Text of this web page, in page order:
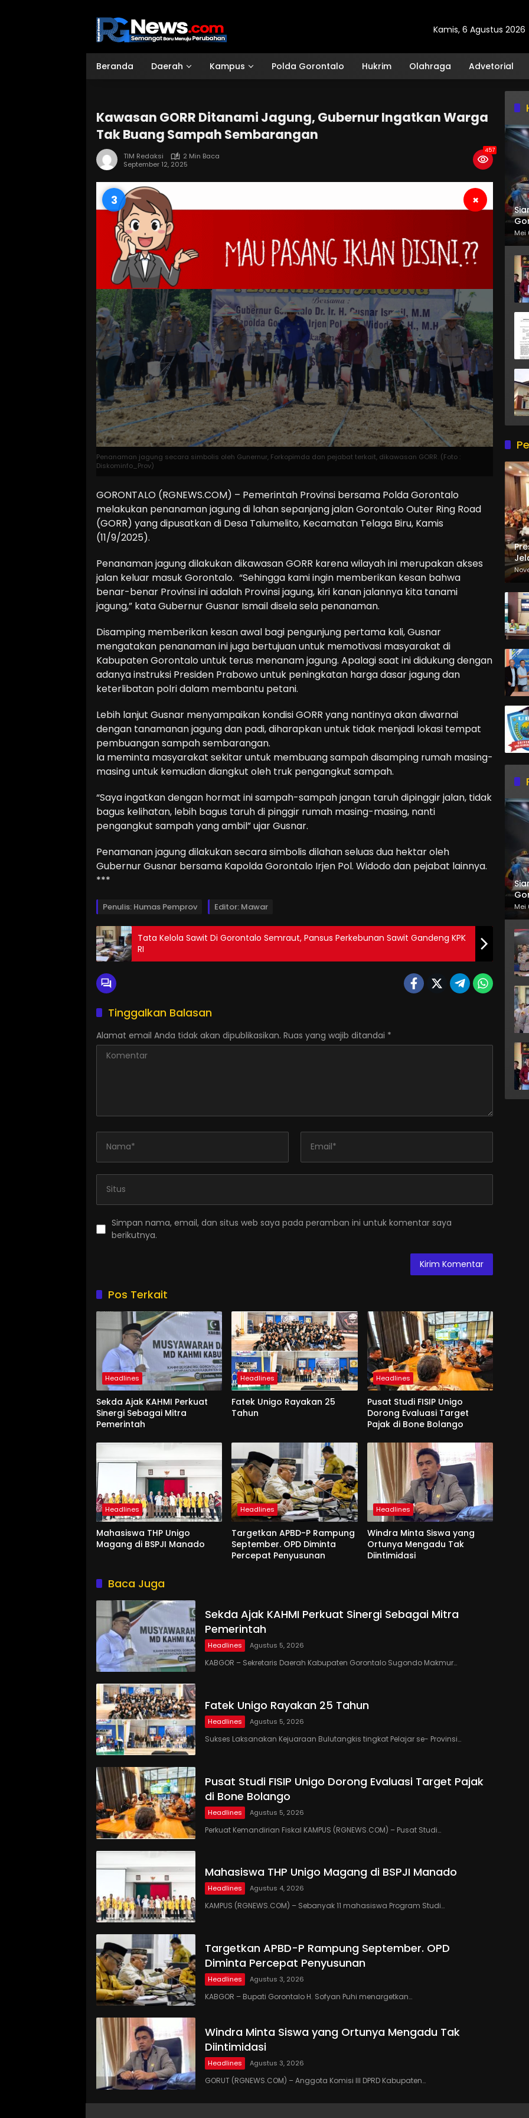
Kamis, 6 Agustus 2026
Beranda Daerah Kampus Polda Gorontalo Hukrim Olahraga Advetorial
Kawasan GORR Ditanami Jagung, Gubernur Ingatkan Warga
Tak Buang Sampah Sembarangan
TIM Redaksi
2 Min Baca
September 12, 2025
457
2 ×
Penanaman jagung secara simbolis oleh Gunernur, Forkopimda dan pejabat terkait, dikawasan GORR. (Foto :
Diskominfo_Prov)
GORONTALO (RGNEWS.COM) – Pemerintah Provinsi bersama Polda Gorontalo
melakukan penanaman jagung di lahan sepanjang jalan Gorontalo Outer Ring Road
(GORR) yang dipusatkan di Desa Talumelito, Kecamatan Telaga Biru, Kamis
(11/9/2025).
Penanaman jagung dilakukan dikawasan GORR karena wilayah ini merupakan akses
jalan keluar masuk Gorontalo. “Sehingga kami ingin memberikan kesan bahwa
benar-benar Provinsi ini adalah Provinsi jagung, kiri kanan jalannya kita tanami
jagung,” kata Gubernur Gusnar Ismail disela sela penanaman.
Disamping memberikan kesan awal bagi pengunjung pertama kali, Gusnar
mengatakan penanaman ini juga bertujuan untuk memotivasi masyarakat di
Kabupaten Gorontalo untuk terus menanam jagung. Apalagi saat ini didukung dengan
adanya instruksi Presiden Prabowo untuk peningkatan harga dasar jagung dan
keterlibatan polri dalam membantu petani.
Lebih lanjut Gusnar menyampaikan kondisi GORR yang nantinya akan diwarnai
dengan tanamanan jagung dan padi, diharapkan untuk tidak menjadi lokasi tempat
pembuangan sampah sembarangan.
Ia meminta masyarakat sekitar untuk membuang sampah disamping rumah masing-
masing untuk kemudian diangkut oleh truk pengangkut sampah.
“Saya ingatkan dengan hormat ini sampah-sampah jangan taruh dipinggir jalan, tidak
bagus kelihatan, lebih bagus taruh di pinggir rumah masing-masing, nanti
pengangkut sampah yang ambil” ujar Gusnar.
Penamanan jagung dilakukan secara simbolis dilahan seluas dua hektar oleh
Gubernur Gusnar bersama Kapolda Gorontalo Irjen Pol. Widodo dan pejabat lainnya.
***
Penulis: Humas Pemprov Editor: Mawar
Tata Kelola Sawit Di Gorontalo Semraut, Pansus Perkebunan Sawit Gandeng KPK
RI
Tinggalkan Balasan
Alamat email Anda tidak akan dipublikasikan. Ruas yang wajib ditandai *
Simpan nama, email, dan situs web saya pada peramban ini untuk komentar saya
berikutnya.
Pos Terkait
Headlines
Sekda Ajak KAHMI Perkuat
Sinergi Sebagai Mitra
Pemerintah
Headlines
Fatek Unigo Rayakan 25
Tahun
Headlines
Pusat Studi FISIP Unigo
Dorong Evaluasi Target
Pajak di Bone Bolango
Headlines
Mahasiswa THP Unigo
Magang di BSPJI Manado
Headlines
Targetkan APBD-P Rampung
September. OPD Diminta
Percepat Penyusunan
Headlines
Windra Minta Siswa yang
Ortunya Mengadu Tak
Diintimidasi
Baca Juga
Sekda Ajak KAHMI Perkuat Sinergi Sebagai Mitra
Pemerintah
Headlines Agustus 5, 2026
KABGOR – Sekretaris Daerah Kabupaten Gorontalo Sugondo Makmur…
Fatek Unigo Rayakan 25 Tahun
Headlines Agustus 5, 2026
Sukses Laksanakan Kejuaraan Bulutangkis tingkat Pelajar se- Provinsi…
Pusat Studi FISIP Unigo Dorong Evaluasi Target Pajak
di Bone Bolango
Headlines Agustus 5, 2026
Perkuat Kemandirian Fiskal KAMPUS (RGNEWS.COM) – Pusat Studi…
Mahasiswa THP Unigo Magang di BSPJI Manado
Headlines Agustus 4, 2026
KAMPUS (RGNEWS.COM) – Sebanyak 11 mahasiswa Program Studi…
Targetkan APBD-P Rampung September. OPD
Diminta Percepat Penyusunan
Headlines Agustus 3, 2026
KABGOR – Bupati Gorontalo H. Sofyan Puhi menargetkan…
Windra Minta Siswa yang Ortunya Mengadu Tak
Diintimidasi
Headlines Agustus 3, 2026
GORUT (RGNEWS.COM) – Anggota Komisi III DPRD Kabupaten…
Mei
Mei